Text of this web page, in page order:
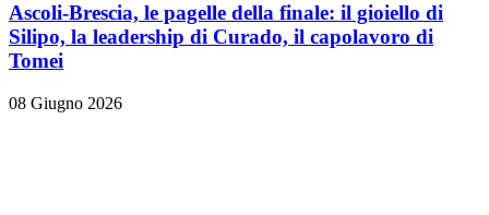
Ascoli-Brescia, le pagelle della finale: il gioiello di
Silipo, la leadership di Curado, il capolavoro di
Tomei
08 Giugno 2026